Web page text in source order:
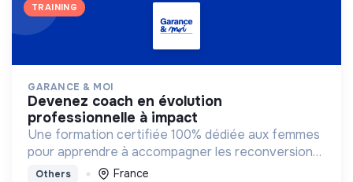
TRAINING
GARANCE & MOI
devenez coach en évolution
professionnelle à impact
Une formation certifiée 100% dédiée aux femmes
pour apprendre à accompagner les reconversions
vers des métiers qui ont du sens.
Others France